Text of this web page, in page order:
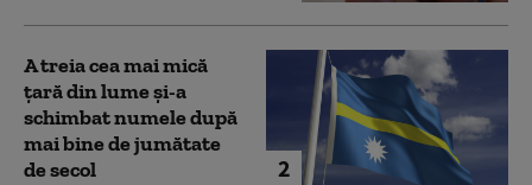
2
A treia cea mai mică
țară din lume și-a
schimbat numele după
mai bine de jumătate
de secol